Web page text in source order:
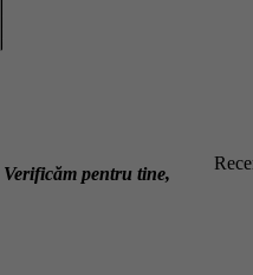
Verificăm pentru tine,